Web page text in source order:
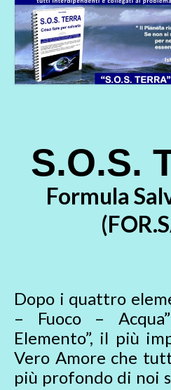
SOCIAL
SOSTIENICI
CONTATTI
S.O.S.
Formula
Dopo i quattro
– Fuoco –
Elemento”, il più
Vero Amore che
più profondo di noi